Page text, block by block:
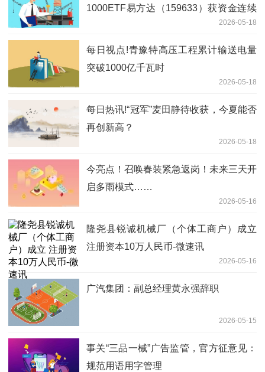
1000ETF易方达（159633）获资金连续
2026-05-18
每日视点!青豫特高压工程累计输送电量
突破1000亿千瓦时
2026-05-18
每日热讯!“冠军”麦田静待收获，今夏能否
再创新高？
2026-05-18
今亮点！召唤春装紧急返岗！未来三天开
启多雨模式……
2026-05-16
隆尧县锐诚机械厂（个体工商户）成立
注册资本10万人民币-微速讯
2026-05-16
广汽集团：副总经理黄永强辞职
2026-05-15
事关“三品一械”广告监管，官方征意见：
规范用语用字管理